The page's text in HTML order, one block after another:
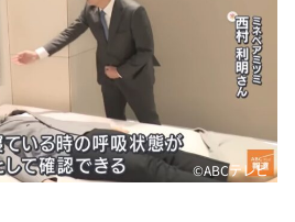
©ABCテレビ